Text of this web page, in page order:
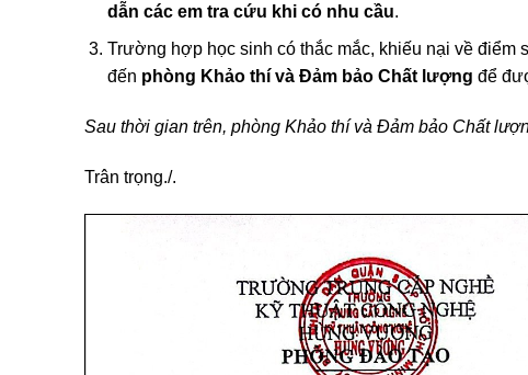
dẫn các em tra cứu khi có nhu cầu.
Trường hợp học sinh có thắc mắc, khiếu nại về điểm
đến phòng Khảo thí và Đảm bảo C hất lượng để
Sau thời gian trên, phòng Khảo thí và Đảm bảo Chất
Trân trọng./.